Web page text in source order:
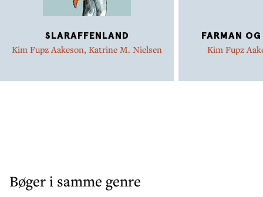
SLARAFFENLAND
Kim Fupz Aakeson, Katrine M. Nielsen
FARMAN
Kim Fupz
Bøger i samme genre